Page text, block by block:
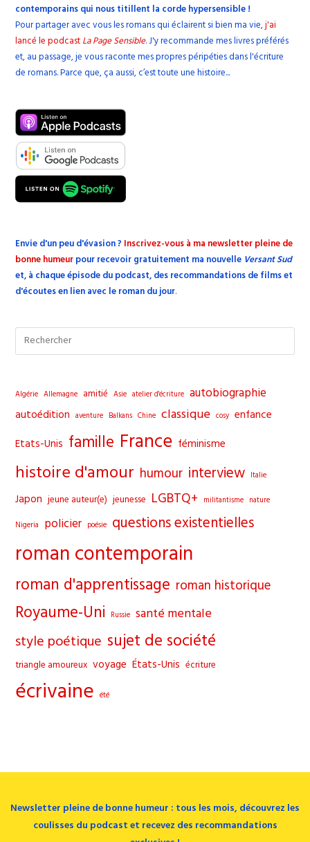
contemporains qui nous titillent la corde hypersensible !
Pour partager avec vous les romans qui éclairent si bien ma vie,j'ai
lancé le podcast La Page Sensible. J'y recommande mes livres préférés
et, au passage, je vous raconte mes propres péripéties dans l'écriture
de romans. Parce que, ça aussi, c’est toute une histoire...
Envie d'un peu d'évasion? Inscrivez-vous à ma newsletter pleine de
bonne humeur pour recevoir gratuitement ma nouvelle Versant Sud
et, à chaque épisode du podcast, des recommandations de films et
d'écoutes en lien avec le roman du jour.
Algérie Allemagne amitié Asie atelier d'écriture autobiographie
autoédition aventure Balkans Chine classique cosy
enfance
Etats-Unis famille France féminisme
histoire d'amour humour interview Italie
Japon jeune auteur(e) jeunesse LGBTQ+ militantisme nature
Nigeria policier poésie questions existentielles
roman contemporain
roman d'apprentissage roman historique
Royaume-Uni Russie santé mentale
style poétique sujet de société
triangle amoureux voyage États-Unis écriture
écrivaine été
Newsletter pleine de bonne humeur : tous les mois, découvrez les
coulisses du podcast et recevez des recommandations